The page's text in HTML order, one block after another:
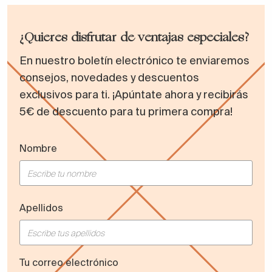
¿Quieres disfrutar de ventajas especiales?
En nuestro boletín electrónico te enviaremos
consejos, novedades y descuentos
exclusivos para ti. ¡Apúntate ahora y recibirás
5€ de descuento para tu primera compra!
Nombre
Apellidos
Tu correo electrónico